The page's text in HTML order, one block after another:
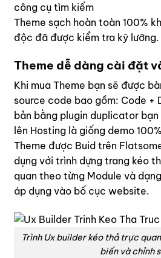
công cụ tìm kiếm
Theme sạch hoàn toàn 100%
độc đã được kiểm tra kỹ lưỡng.
Theme dễ dàng cài đặt
Khi mua Theme bạn sẽ được
source code bao gồm: Code +
bản bằng plugin duplicator
lên Hosting là giống demo
Theme được Buid trên
dụng với trình dựng trang kéo
quan theo từng Module và
áp dụng vào bố cục website.
Trình Ux builder kéo thả trực
biến và chỉnh